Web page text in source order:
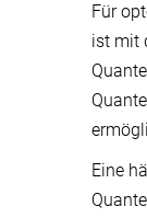
Für
ist mit
Eine